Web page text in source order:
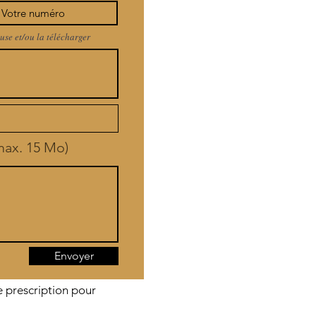
et/ou la télécharger
15 Mo)
Envoyer
prescription pour